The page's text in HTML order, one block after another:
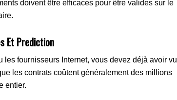
doivent être efficaces pour être valides sur le
Et Prediction
fournisseurs Internet, vous devez déjà avoir vu
les contrats coûtent généralement des millions
entier.